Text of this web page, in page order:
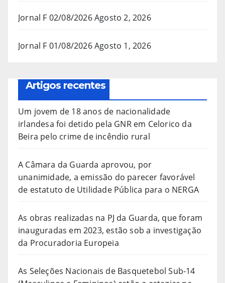
Jornal F 02/08/2026Agosto 2, 2026
Jornal F 01/08/2026Agosto 1, 2026
Artigos recentes
Um jovem de 18 anos de nacionalidade
irlandesa foi detido pela GNR em Celorico da
Beira pelo crime de incêndio rural
A Câmara da Guarda aprovou, por
unanimidade, a emissão do parecer favorável
de estatuto de Utilidade Pública para o NERGA
As obras realizadas na PJ da Guarda, que foram
inauguradas em 2023, estão sob a investigação
da Procuradoria Europeia
As Seleções Nacionais de Basquetebol Sub-14